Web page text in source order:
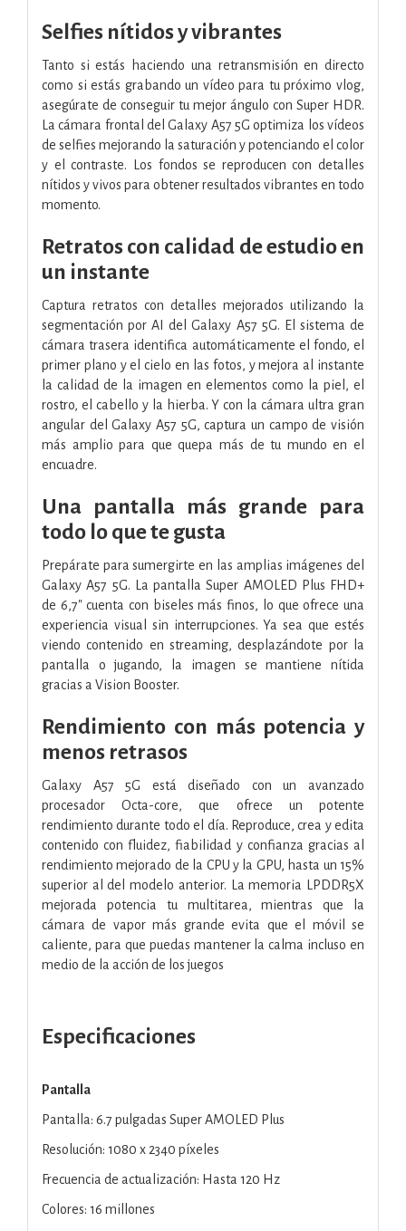
Selfies nítidos y vibrantes
Tanto si estás haciendo una retransmisión en directo
como si estás grabando un vídeo para tu próximo vlog,
asegúrate de conseguir tu mejor ángulo con Super HDR.
La cámara frontal del Galaxy A57 5G optimiza los vídeos
de selfies mejorando la saturación y potenciando el color
y el contraste. Los fondos se reproducen con detalles
nítidos y vivos para obtener resultados vibrantes en todo
momento.
Retratos con calidad de estudio en
un instante
Captura retratos con detalles mejorados utilizando la
segmentación por AI del Galaxy A57 5G. El sistema de
cámara trasera identifica automáticamente el fondo, el
primer plano y el cielo en las fotos, y mejora al instante
la calidad de la imagen en elementos como la piel, el
rostro, el cabello y la hierba. Y con la cámara ultra gran
angular del Galaxy A57 5G, captura un campo de visión
más amplio para que quepa más de tu mundo en el
encuadre.
Una pantalla más grande para
todo lo que te gusta
Prepárate para sumergirte en las amplias imágenes del
Galaxy A57 5G. La pantalla Super AMOLED Plus FHD+
de 6,7" cuenta con biseles más finos, lo que ofrece una
experiencia visual sin interrupciones. Ya sea que estés
viendo contenido en streaming, desplazándote por la
pantalla o jugando, la imagen se mantiene nítida
gracias a Vision Booster.
Rendimiento con más potencia y
menos retrasos
Galaxy A57 5G está diseñado con un avanzado
procesador Octa-core, que ofrece un potente
rendimiento durante todo el día. Reproduce, crea y edita
contenido con fluidez, fiabilidad y confianza gracias al
rendimiento mejorado de la CPU y la GPU, hasta un 15%
superior al del modelo anterior. La memoria LPDDR5X
mejorada potencia tu multitarea, mientras que la
cámara de vapor más grande evita que el móvil se
caliente, para que puedas mantener la calma incluso en
medio de la acción de los juegos
Especificaciones
Pantalla
Pantalla: 6.7 pulgadas Super AMOLED Plus
Resolución: 1080 x 2340 píxeles
Frecuencia de actualización: Hasta 120 Hz
Colores: 16 millones